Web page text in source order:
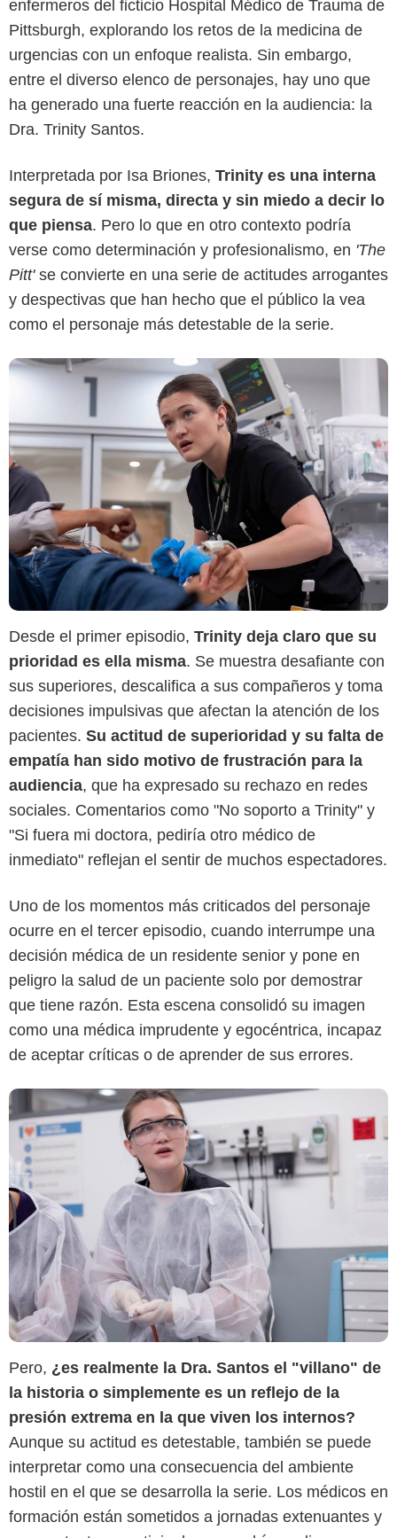
enfermeros del ficticio Hospital Médico de Trauma de
Pittsburgh, explorando los retos de la medicina de
urgencias con un enfoque realista. Sin embargo,
entre el diverso elenco de personajes, hay uno que
ha generado una fuerte reacción en la audiencia: la
Dra. Trinity Santos.
Interpretada por Isa Briones, Trinity es una interna
segura de sí misma, directa y sin miedo a decir lo
que piensa. Pero lo que en otro contexto podría
verse como determinación y profesionalismo, en 'The
Pitt'se convierte en una serie de actitudes arrogantes
y despectivas que han hecho que el público la vea
como el personaje más detestable de la serie.
Max
Desde el primer episodio, Trinity deja claro que su
prioridad es ella misma. Se muestra desafiante con
sus superiores, descalifica a sus compañeros y toma
decisiones impulsivas que afectan la atención de los
pacientes. Su actitud de superioridad y su falta de
empatía han sido motivo de frustración para la
audiencia, que ha expresado su rechazo en redes
sociales. Comentarios como "No soporto a Trinity" y
"Si fuera mi doctora, pediría otro médico de
inmediato" reflejan el sentir de muchos espectadores.
Uno de los momentos más criticados del personaje
ocurre en el tercer episodio, cuando interrumpe una
decisión médica de un residente senior y pone en
peligro la salud de un paciente solo por demostrar
que tiene razón. Esta escena consolidó su imagen
como una médica imprudente y egocéntrica, incapaz
de aceptar críticas o de aprender de sus errores.
Max
Pero, ¿es realmente la Dra. Santos el "villano" de
la historia o simplemente es un reflejo de la
presión extrema en la que viven los internos?
Aunque su actitud es detestable, también se puede
interpretar como una consecuencia del ambiente
hostil en el que se desarrolla la serie. Los médicos en
formación están sometidos a jornadas extenuantes y